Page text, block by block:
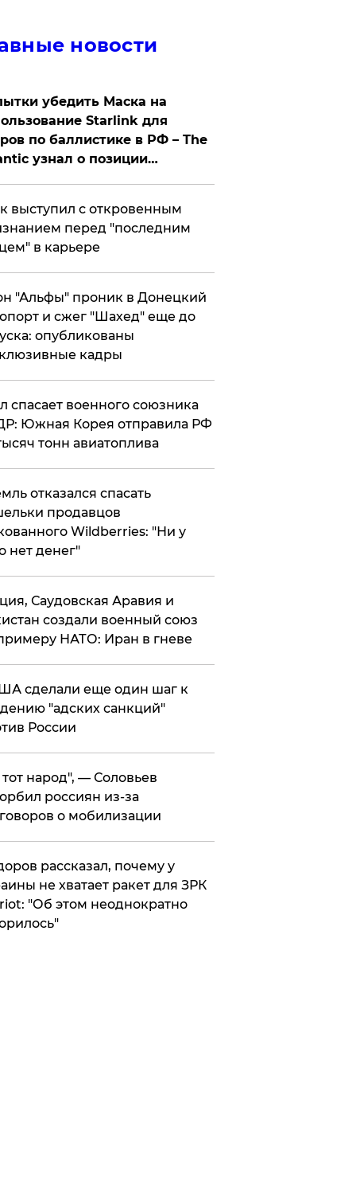
новости
убедить Маска на
Starlink для
по баллистике в РФ – The
узнал о позиции
выступил с откровенным
перед "последним
в карьере
"Альфы" проник в Донецкий
и сжег "Шахед" еще до
опубликованы
кадры
спасает военного союзника
Южная Корея отправила РФ
тонн авиатоплива
отказался спасать
продавцов
Wildberries: "Ни у
нет денег"
Саудовская Аравия и
создали военный союз
НАТО: Иран в гневе
сделали еще один шаг к
"адских санкций"
России
народ", — Соловьев
россиян из-за
о мобилизации
рассказал, почему у
не хватает ракет для ЗРК
"Об этом неоднократно